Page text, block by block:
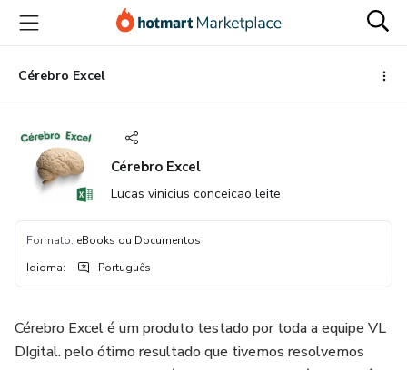
para
conteúdo
principal
para
pagamento
para
rodapé
Cérebro Excel
Cérebro Excel
Lucas vinicius conceicao leite
Formato: eBooks ou Documentos
Idioma: Português
Cérebro Excel é um produto testado por toda a equipe VL
DIgital. pelo ótimo resultado que tivemos resolvemos